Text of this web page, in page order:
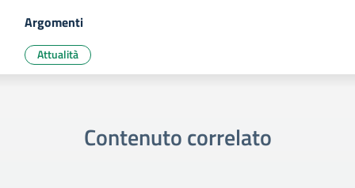
Argomenti
Attualità
Contenuto correlato